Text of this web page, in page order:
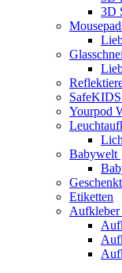
3D
Yourpod
Babywelt
Etiketten